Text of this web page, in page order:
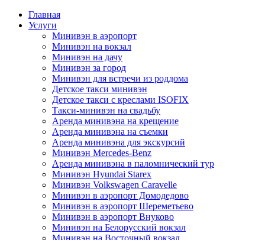
Главная
Услуги
Минивэн в аэропорт
Минивэн на вокзал
Минивэн на дачу
Минивэн за город
Минивэн для встречи из роддома
Детское такси минивэн
Детское такси с креслами ISOFIX
Такси-минивэн на свадьбу
Аренда минивэна на крещение
Аренда минивэна на съемки
Аренда минивэна для экскурсий
Минивэн Mercedes-Benz
Аренда минивэна в паломнический тур
Минивэн Hyundai Starex
Минивэн Volkswagen Caravelle
Минивэн в аэропорт Домодедово
Минивэн в аэропорт Шереметьево
Минивэн в аэропорт Внуково
Минивэн на Белорусский вокзал
Минивэн на Восточный вокзал